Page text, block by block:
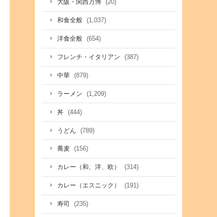
大阪・関西万博 (20)
和食全般 (1,037)
洋食全般 (654)
フレンチ・イタリアン (387)
中華 (879)
ラーメン (1,209)
丼 (444)
うどん (789)
蕎麦 (156)
カレー（和、洋、欧） (314)
カレー（エスニック） (191)
寿司 (235)